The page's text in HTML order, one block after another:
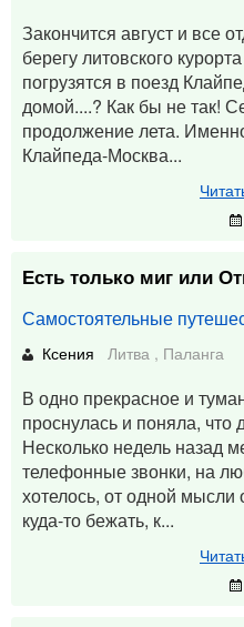
Закончится август и все
берегу литовского
погрузятся в поезд
домой....? Как бы не так!
продолжение лета.
Клайпеда-Москва...
Есть только миг или
Самостоятельные
Ксения Литва , Паланга
В одно прекрасное и
проснулась и поняла, что
Несколько недель назад
телефонные звонки, на
хотелось, от одной мысли
куда-то бежать, к...